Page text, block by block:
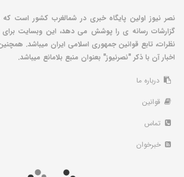
نصر نیوز اولین پایگاه خبری در شمالغرب کشور است
گزارشات رسانه ی را پوشش می دهد، این وبسایت برای
نظرات، تابع قوانین جمهوری اسلامی ایران میباشد.
اخبار آن با ذکر "نصرنیوز" بعنوان منبع بلامانع میباشد.
درباره ما
قوانین
تماس
خبرخوان